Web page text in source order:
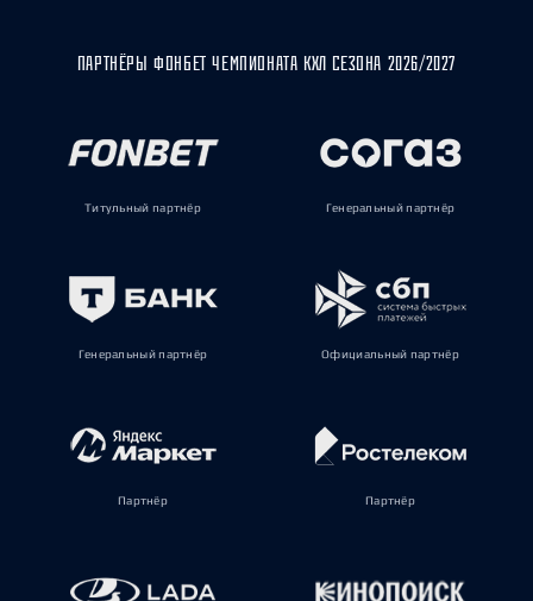
ПАРТНЁРЫ ФОНБЕТ ЧЕМПИОНАТА КХЛ СЕЗОНА 2026/2027
Титульный партнёр Генеральный партнёр
Генеральный партнёр Официальный партнёр
Партнёр Партнёр